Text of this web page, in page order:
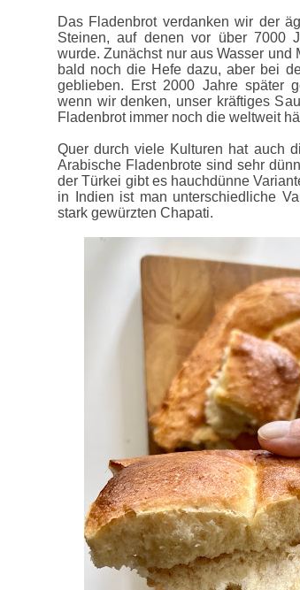
Das Fladenbrot verdanken wir der
Steinen, auf denen vor über 7000
wurde. Zunächst nur aus Wasser und
bald noch die Hefe dazu, aber bei
geblieben. Erst 2000 Jahre später
wenn wir denken, unser kräftiges
Fladenbrot immer noch die weltweit
Quer durch viele Kulturen hat auch
Arabische Fladenbrote sind sehr
der Türkei gibt es hauchdünne
in Indien ist man unterschiedliche
stark gewürzten Chapati.